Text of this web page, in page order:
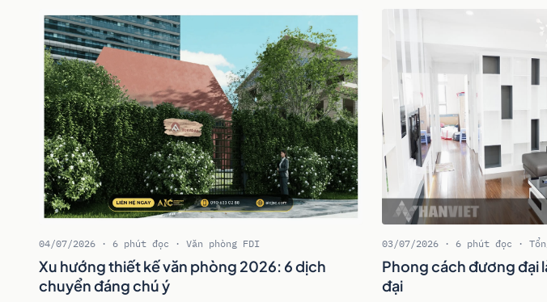
04/07/2026 · 6 phút đọc · Văn phòng FDI
Xu hướng thiết kế văn phòng 2026: 6 dịch
chuyển đáng chú ý
03/07/2026 · 6 phút đọc ·
Phong cách đương đại
đại